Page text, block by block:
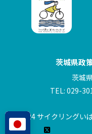
茨城県政
茨城
TEL: 029-
© 2024 サイクリングい